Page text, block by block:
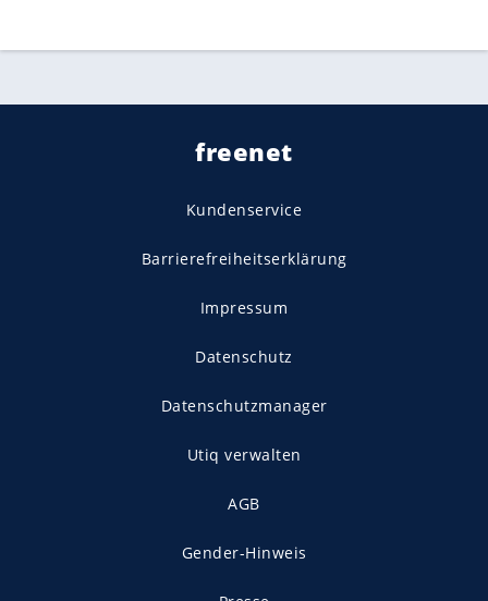
freenet
Kundenservice
Barrierefreiheitserklärung
Impressum
Datenschutz
Datenschutzmanager
Utiq verwalten
AGB
Gender-Hinweis